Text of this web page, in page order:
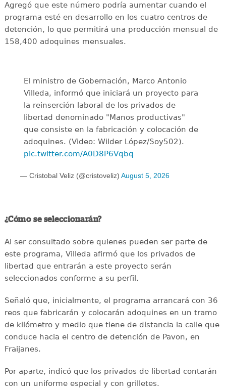
Agregó que este número podría aumentar cuando el
programa esté en desarrollo en los cuatro centros de
detención, lo que permitirá una producción mensual de
158,400 adoquines mensuales.
El ministro de Gobernación, Marco Antonio
Villeda, informó que iniciará un proyecto para
la reinserción laboral de los privados de
libertad denominado "Manos productivas"
que consiste en la fabricación y colocación de
adoquines. (Video: Wilder López/Soy502).
pic.twitter.com/A0D8P6Vqbq
— Cristobal Veliz (@cristoveliz) August 5, 2026
¿Cómo se seleccionarán?
Al ser consultado sobre quienes pueden ser parte de
este programa, Villeda afirmó que los privados de
libertad que entrarán a este proyecto serán
seleccionados conforme a su perfil.
Señaló que, inicialmente, el programa arrancará con 36
reos que fabricarán y colocarán adoquines en un tramo
de kilómetro y medio que tiene de distancia la calle que
conduce hacia el centro de detención de Pavon, en
Fraijanes.
Por aparte, indicó que los privados de libertad contarán
con un uniforme especial y con grilletes.